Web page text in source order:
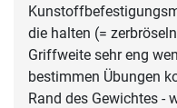
die halten (=
Griffweite sehr eng
bestimmen Übungen
Rand des Gewichtes -